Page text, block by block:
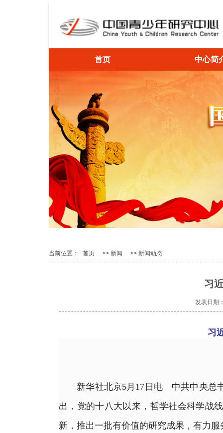
首页 中心简
当前位置： 首页 >> 新闻 >> 新闻动态
习
发表日期
习
新华社北京5月17日电 中共中央总书
出，党的十八大以来，哲学社会科学战
新，推出一批有价值的研究成果，有力